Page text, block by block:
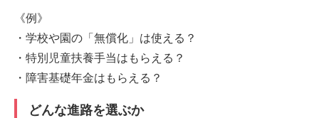
《例》
・学校や園の「無償化」は使える？
・特別児童扶養手当はもらえる？
・障害基礎年金はもらえる？
どんな進路を選ぶか